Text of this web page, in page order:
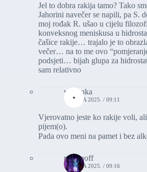
Jel to dobra rakija tamo? Tako
Jahorini navečer se napili, pa S.
moj rođak R. ušao u cijelu
konveksnog meniskusa u
čašice rakije… trajalo je to
večer… na to me ovo
podsjeti… bijah glupa za
sam relativno
vasionka
18. JULA 2025. / 09:11
Vjerovatno jeste ko rakije voli,
pijem(o).
Pada ovo meni na pamet i bez
romanoff
18. JULA 2025. / 09:16